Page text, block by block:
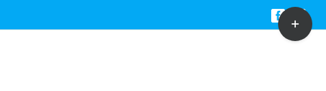
Facebook
Toggle
Sliding